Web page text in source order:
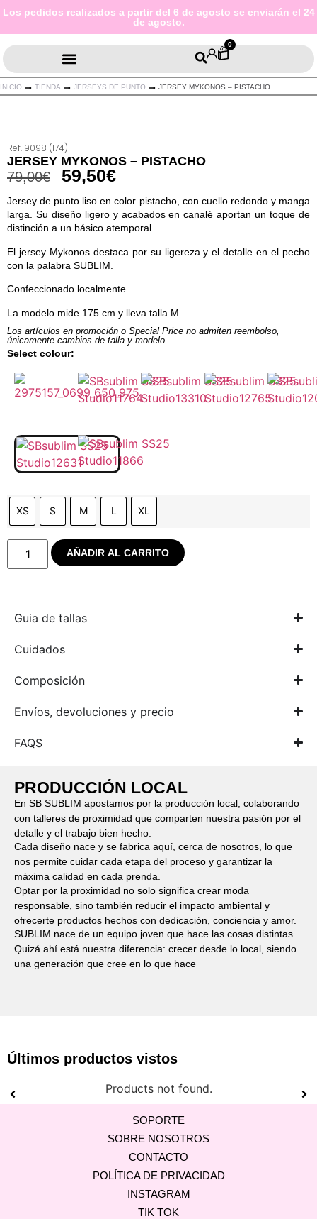
Los pedidos realizados a partir del 6 de agosto se enviarán el 24
de agosto.
0
INICIO TIENDA JERSEYS DE PUNTO JERSEY MYKONOS – PISTACHO
Ref. 9098 (174)
JERSEY MYKONOS – PISTACHO
79,00€ 59,50€
Jersey de punto liso en color pistacho, con cuello redondo y manga
larga. Su diseño ligero y acabados en canalé aportan un toque de
distinción a un básico atemporal.
El jersey Mykonos destaca por su ligereza y el detalle en el pecho
con la palabra SUBLIM.
Confeccionado localmente.
La modelo mide 175 cm y lleva talla M.
Los artículos en promoción o Special Price no admiten reembolso,
únicamente cambios de talla y modelo.
Select colour:
XS S M L XL
AÑADIR AL CARRITO
Guia de tallas
Cuidados
Composición
Envíos, devoluciones y precio
FAQS
PRODUCCIÓN LOCAL
En SB SUBLIM apostamos por la producción local, colaborando
con talleres de proximidad que comparten nuestra pasión por el
detalle y el trabajo bien hecho.
Cada diseño nace y se fabrica aquí, cerca de nosotros, lo que
nos permite cuidar cada etapa del proceso y garantizar la
máxima calidad en cada prenda.
Optar por la proximidad no solo significa crear moda
responsable, sino también reducir el impacto ambiental y
ofrecerte productos hechos con dedicación, conciencia y amor.
SUBLIM nace de un equipo joven que hace las cosas distintas.
Quizá ahí está nuestra diferencia: crecer desde lo local, siendo
una generación que cree en lo que hace
Últimos productos vistos
Products not found.
SOPORTE
SOBRE NOSOTROS
CONTACTO
POLÍTICA DE PRIVACIDAD
INSTAGRAM
TIK TOK